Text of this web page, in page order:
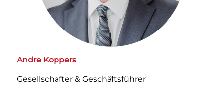
Andre Koppers
Gesellschafter & Geschäftsführer